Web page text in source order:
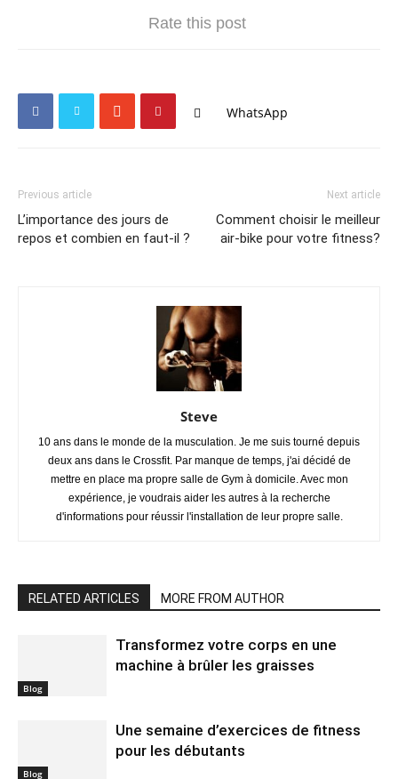
Rate this post
WhatsApp
Previous article
L’importance des jours de
repos et combien en faut-il ?
Next article
Comment choisir le meilleur
air-bike pour votre fitness?
Steve
10 ans dans le monde de la musculation. Je me suis tourné depuis
deux ans dans le Crossfit. Par manque de temps, j'ai décidé de
mettre en place ma propre salle de Gym à domicile. Avec mon
expérience, je voudrais aider les autres à la recherche
d'informations pour réussir l'installation de leur propre salle.
RELATED ARTICLES MORE FROM AUTHOR
Blog
Transformez votre corps en une
machine à brûler les graisses
Blog
Une semaine d’exercices de fitness
pour les débutants